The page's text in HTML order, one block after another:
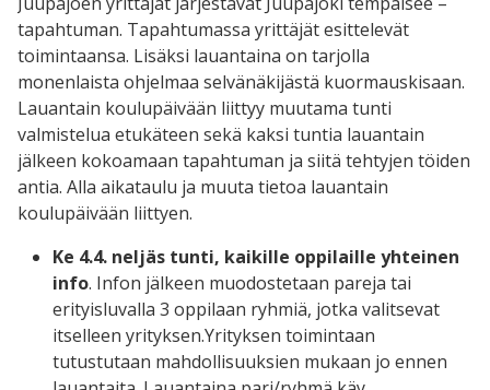
tapahtuman. Tapahtumassa yrittäjät esittelevät
toimintaansa. Lisäksi lauantaina on tarjolla
monenlaista ohjelmaa selvänäkijästä kuormauskisaan.
Lauantain koulupäivään liittyy muutama tunti
valmistelua etukäteen sekä kaksi tuntia lauantain
jälkeen kokoamaan tapahtuman ja siitä tehtyjen töiden
antia. Alla aikataulu ja muuta tietoa lauantain
koulupäivään liittyen.
Ke 4.4. neljäs tunti, kaikille oppilaille yhteinen
info. Infon jälkeen muodostetaan pareja tai
erityisluvalla 3 oppilaan ryhmiä, jotka valitsevat
itselleen yrityksen.Yrityksen toimintaan
tutustutaan mahdollisuuksien mukaan jo ennen